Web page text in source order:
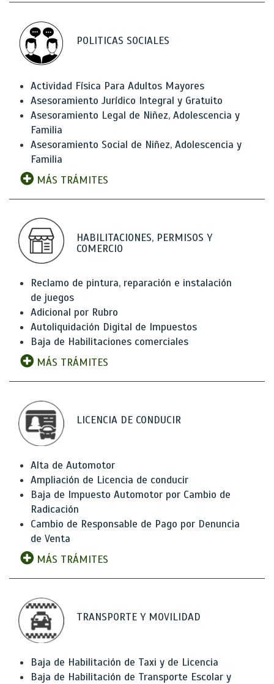
POLITICAS SOCIALES
Actividad Física Para Adultos Mayores
Asesoramiento Jurídico Integral y Gratuito
Asesoramiento Legal de Niñez, Adolescencia y
Familia
Asesoramiento Social de Niñez, Adolescencia y
Familia
MÁS TRÁMITES
HABILITACIONES, PERMISOS Y
COMERCIO
Reclamo de pintura, reparación e instalación
de juegos
Adicional por Rubro
Autoliquidación Digital de Impuestos
Baja de Habilitaciones comerciales
MÁS TRÁMITES
LICENCIA DE CONDUCIR
Alta de Automotor
Ampliación de Licencia de conducir
Baja de Impuesto Automotor por Cambio de
Radicación
Cambio de Responsable de Pago por Denuncia
de Venta
MÁS TRÁMITES
TRANSPORTE Y MOVILIDAD
Baja de Habilitación de Taxi y de Licencia
Baja de Habilitación de Transporte Escolar y